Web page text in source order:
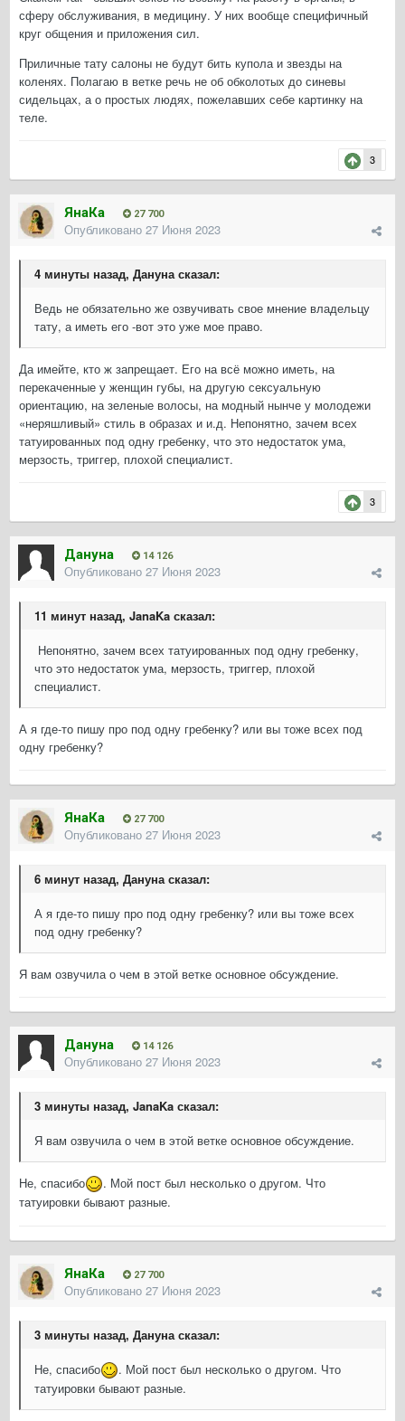
сферу обслуживания, в медицину. У них вообще специфичный
круг общения и приложения сил.
Приличные тату салоны не будут бить купола и звезды на
коленях. Полагаю в ветке речь не об обколотых до синевы
сидельцах, а о простых людях, пожелавших себе картинку на
теле.
3
ЯнаКа 27 700
Опубликовано 27 Июня 2023
4 минуты назад, Дануна сказал:
Ведь не обязательно же озвучивать свое мнение владельцу
тату, а иметь его -вот это уже мое право.
Да имейте, кто ж запрещает. Его на всё можно иметь, на
перекаченные у женщин губы, на другую сексуальную
ориентацию, на зеленые волосы, на модный нынче у молодежи
«неряшливый» стиль в образах и и.д. Непонятно, зачем всех
татуированных под одну гребенку, что это недостаток ума,
мерзость, триггер, плохой специалист.
3
Дануна 14 126
Опубликовано 27 Июня 2023
11 минут назад, JanaKa сказал:
Непонятно, зачем всех татуированных под одну гребенку,
что это недостаток ума, мерзость, триггер, плохой
специалист.
А я где-то пишу про под одну гребенку? или вы тоже всех под
одну гребенку?
ЯнаКа 27 700
Опубликовано 27 Июня 2023
6 минут назад, Дануна сказал:
А я где-то пишу про под одну гребенку? или вы тоже всех
под одну гребенку?
Я вам озвучила о чем в этой ветке основное обсуждение.
Дануна 14 126
Опубликовано 27 Июня 2023
3 минуты назад, JanaKa сказал:
Я вам озвучила о чем в этой ветке основное обсуждение.
Не, спасибо
. Мой пост был несколько о другом. Что
татуировки бывают разные.
ЯнаКа 27 700
Опубликовано 27 Июня 2023
3 минуты назад, Дануна сказал:
Не, спасибо
. Мой пост был несколько о другом. Что
татуировки бывают разные.